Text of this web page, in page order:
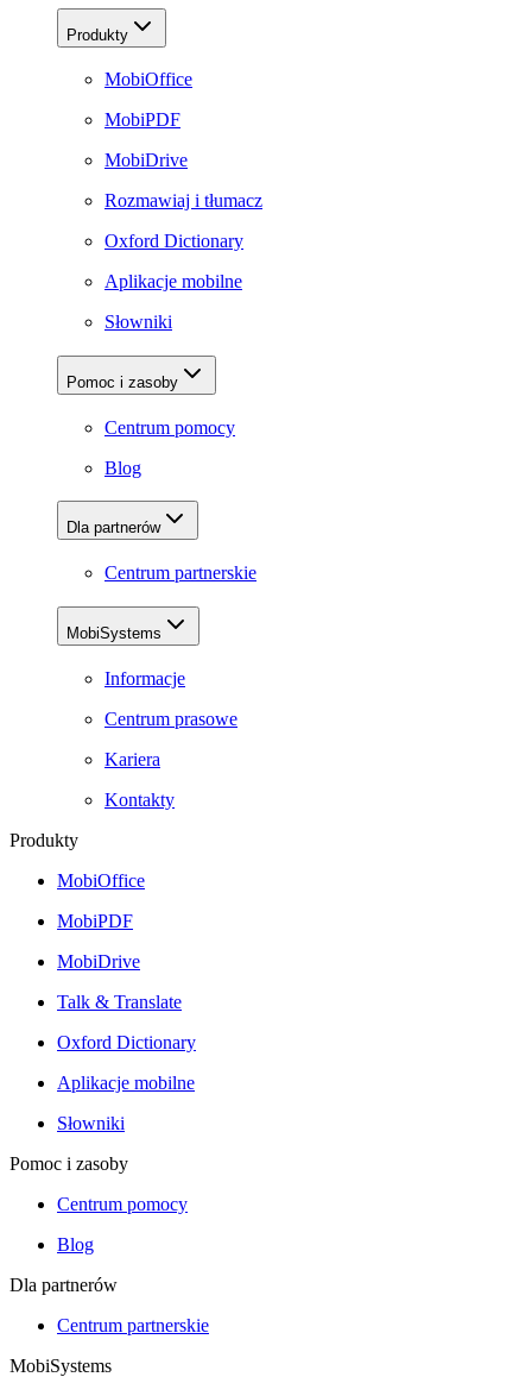
Produkty
MobiOffice
MobiPDF
MobiDrive
Rozmawiaj i tłumacz
Oxford Dictionary
Aplikacje mobilne
Słowniki
Pomoc i zasoby
Centrum pomocy
Blog
Dla partnerów
Centrum partnerskie
MobiSystems
Informacje
Centrum prasowe
Kariera
Kontakty
Produkty
MobiOffice
MobiPDF
MobiDrive
Talk & Translate
Oxford Dictionary
Aplikacje mobilne
Słowniki
Pomoc i zasoby
Centrum pomocy
Blog
Dla partnerów
Centrum partnerskie
MobiSystems